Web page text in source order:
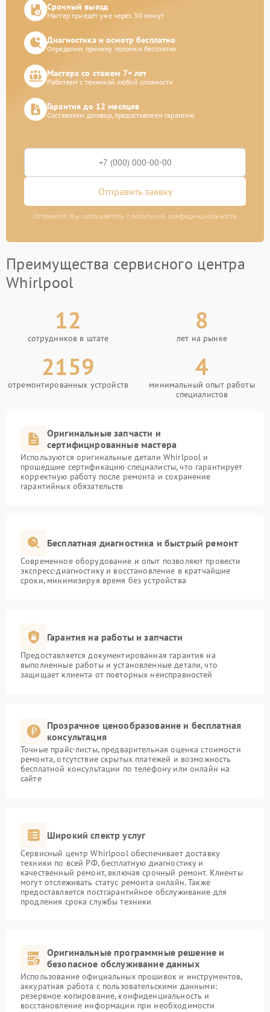
Срочный выезд
Мастер приедет уже через 30 минут
Диагностика и осмотр бесплатно
Определим причину поломки бесплатно
Мастера со стажем 7+ лет
Работаем с техникой любой сложности
Гарантия до 12 месяцев
Составляем договор, предоставляем гарантию
Отправить заявку
Отправляя, Вы соглашаетесь с политикой конфиденциальности
Преимущества сервисного центра
Whirlpool
12
сотрудников в штате
8
лет на рынке
2159
отремонтированных устройств
4
минимальный опыт работы
специалистов
Оригинальные запчасти и
сертифицированные мастера
Используются оригинальные детали Whirlpool и
прошедшие сертификацию специалисты, что гарантирует
корректную работу после ремонта и сохранение
гарантийных обязательств
Бесплатная диагностика и быстрый ремонт
Современное оборудование и опыт позволяют провести
экспресс-диагностику и восстановление в кратчайшие
сроки, минимизируя время без устройства
Гарантия на работы и запчасти
Предоставляется документированная гарантия на
выполненные работы и установленные детали, что
защищает клиента от повторных неисправностей
Прозрачное ценообразование и бесплатная
консультация
Точные прайс-листы, предварительная оценка стоимости
ремонта, отсутствие скрытых платежей и возможность
бесплатной консультации по телефону или онлайн на
сайте
Широкий спектр услуг
Сервисный центр Whirlpool обеспечивает доставку
техники по всей РФ, бесплатную диагностику и
качественный ремонт, включая срочный ремонт. Клиенты
могут отслеживать статус ремонта онлайн. Также
предоставляется постгарантийное обслуживание для
продления срока службы техники
Оригинальные программные решение и
безопасное обслуживание данных
Использование официальных прошивок и инструментов,
аккуратная работа с пользовательскими данными:
резервное копирование, конфиденциальность и
восстановление информации при необходимости